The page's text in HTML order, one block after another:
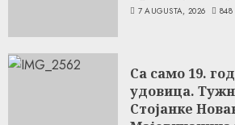
7 AUGUSTA, 2026 848
Са само 19.
удовица.
Стојанке